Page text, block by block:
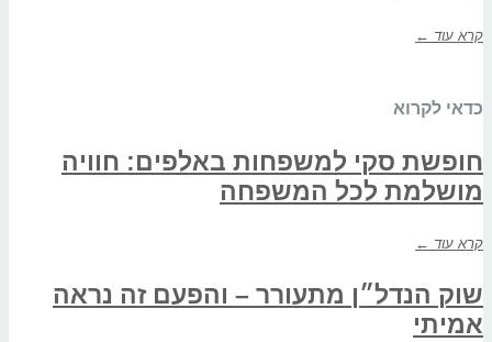
קרא עוד ←
כדאי לקרוא
חופשת סקי למשפחות באלפים: חוויה
מושלמת לכל המשפחה
קרא עוד ←
שוק הנדל״ן מתעורר – והפעם זה נראה
אמיתי